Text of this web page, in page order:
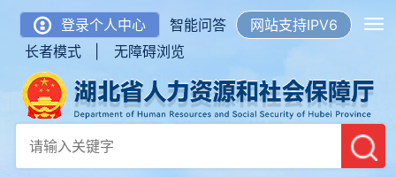
登录个人中心 智能问答
网站支持IPV6
长者模式 |
无障碍浏览